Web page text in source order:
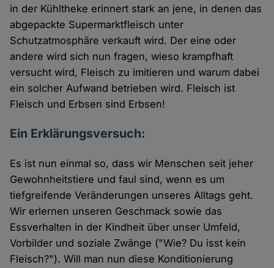
in der Kühltheke erinnert stark an jene, in denen das
abgepackte Supermarktfleisch unter
Schutzatmosphäre verkauft wird. Der eine oder
andere wird sich nun fragen, wieso krampfhaft
versucht wird, Fleisch zu imitieren und warum dabei
ein solcher Aufwand betrieben wird. Fleisch ist
Fleisch und Erbsen sind Erbsen!
Ein Erklärungsversuch:
Es ist nun einmal so, dass wir Menschen seit jeher
Gewohnheitstiere und faul sind, wenn es um
tiefgreifende Veränderungen unseres Alltags geht.
Wir erlernen unseren Geschmack sowie das
Essverhalten in der Kindheit über unser Umfeld,
Vorbilder und soziale Zwänge ("Wie? Du isst kein
Fleisch?"). Will man nun diese Konditionierung